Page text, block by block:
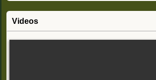
Videos